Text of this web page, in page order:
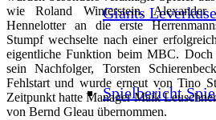
Giants
Spielbericht
wie Roland Winterstein, Alexander
Hennelotter an die erste
Stumpf wechselte nach einer
eigentliche Funktion beim MBC.
sein Nachfolger, Torsten
Fehlstart und wurde erneut von Tino
Zeitpunkt hatte Manager Maik
von Bernd Gleau übernommen.